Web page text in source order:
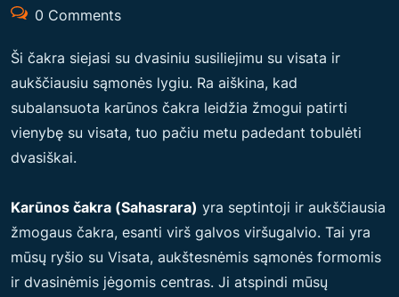
0 Comments
Ši čakra siejasi su dvasiniu susiliejimu su visata ir
aukščiausiu sąmonės lygiu. Ra aiškina, kad
subalansuota karūnos čakra leidžia žmogui patirti
vienybę su visata, tuo pačiu metu padedant tobulėti
dvasiškai.
Karūnos čakra (Sahasrara) yra septintoji ir aukščiausia
žmogaus čakra, esanti virš galvos viršugalvio. Tai yra
mūsų ryšio su Visata, aukštesnėmis sąmonės formomis
ir dvasinėmis jėgomis centras. Ji atspindi mūsų